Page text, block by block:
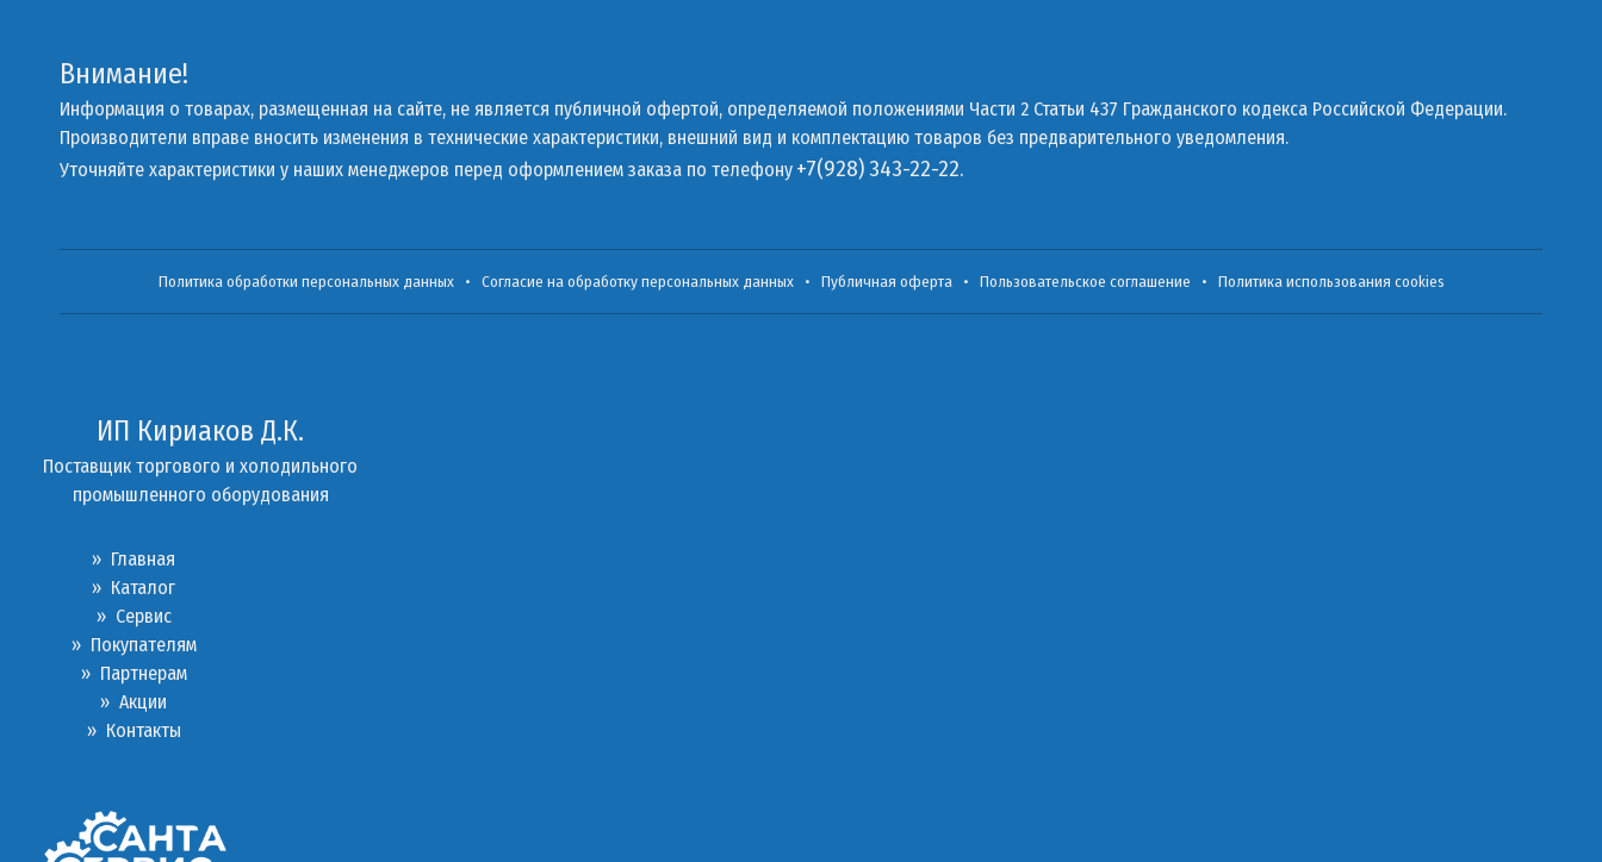
Внимание!
Информация о товарах, размещенная на сайте, не является публичной офертой, определяемой положениями Части 2 Статьи 437 Гражданского кодекса Российской Федерации.
Производители вправе вносить изменения в технические характеристики, внешний вид и комплектацию товаров без предварительного уведомления.
Уточняйте характеристики у наших менеджеров перед оформлением заказа по телефону +7(928) 343-22-22.
Политика обработки персональных данных• Согласие на обработку персональных данных• Публичная оферта • Пользовательское соглашение • Политика использования cookies
ИП Кириаков Д.К.
Поставщик торгового и холодильного
промышленного оборудования
» Главная
» Каталог
» Сервис
» Покупателям
» Партнерам
» Акции
» Контакты